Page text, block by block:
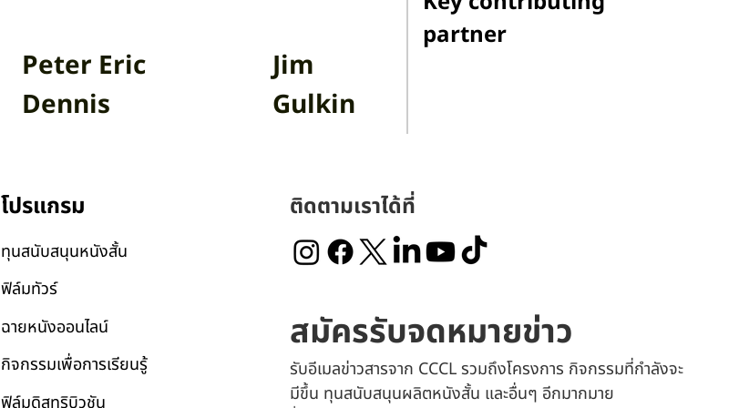
Peter Eric
Dennis
Jim
Gulkin
partner
ติดตามเราได้ที่
สมัครรับจดหมายข่าว
รับอีเมลข่าวสารจาก CCCL รวมถึงโครงการ กิจกรรมที่กำลังจะ
มีขึ้น ทุนสนับสนุนผลิตหนังสั้น และอื่นๆ อีกมากมาย
โปรแกรม
ทุนสนับสนุนหนังสั้น
ฟิล์มทัวร์
ฉายหนังออนไลน์
กิจกรรมเพื่อการเรียนรู้
ฟิล์มดิสทริบิวชัน